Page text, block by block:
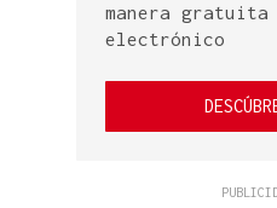
manera
electrónico